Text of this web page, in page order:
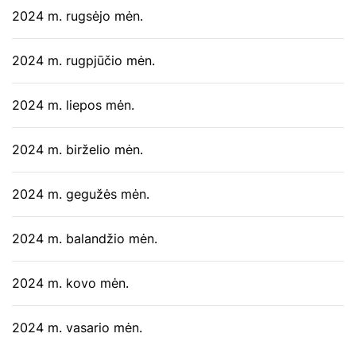
2024 m. rugsėjo mėn.
2024 m. rugpjūčio mėn.
2024 m. liepos mėn.
2024 m. birželio mėn.
2024 m. gegužės mėn.
2024 m. balandžio mėn.
2024 m. kovo mėn.
2024 m. vasario mėn.